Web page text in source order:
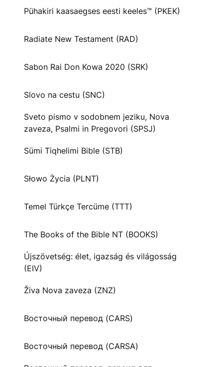
Pühakiri kaasaegses eesti keeles™ (PKEK)
Radiate New Testament (RAD)
Sabon Rai Don Kowa 2020 (SRK)
Slovo na cestu (SNC)
Sveto pismo v sodobnem jeziku, Nova
zaveza, Psalmi in Pregovori (SPSJ)
Sümi Tiqhelimi Bible (STB)
Słowo Życia (PLNT)
Temel Türkçe Tercüme (TTT)
The Books of the Bible NT (BOOKS)
Újszövetség: élet, igazság és világosság
(EIV)
Živa Nova zaveza (ZNZ)
Восточный перевод (CARS)
Восточный перевод (CARSA)